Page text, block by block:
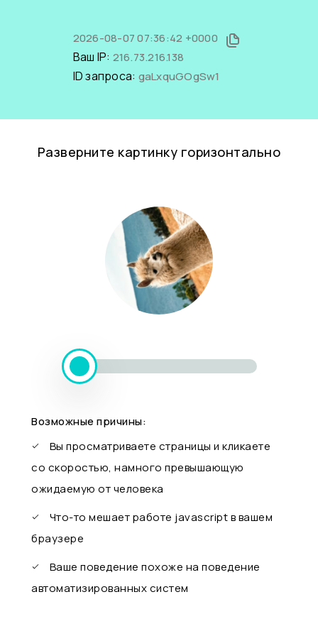
2026-08-07 07:36:42 +0000
Ваш IP: 216.73.216.138
ID запроса: gaLxquGOgSw1
Разверните картинку горизонтально
Возможные причины:
Вы просматриваете страницы и кликаете
со скоростью, намного превышающую
ожидаемую от человека
Что-то мешает работе javascript в вашем
браузере
Ваше поведение похоже на поведение
автоматизированных систем